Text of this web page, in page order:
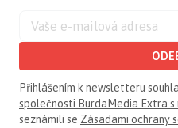
Přihlášením k newsletteru
společnosti BurdaMedia Extra
seznámili se Zásadami ochrany